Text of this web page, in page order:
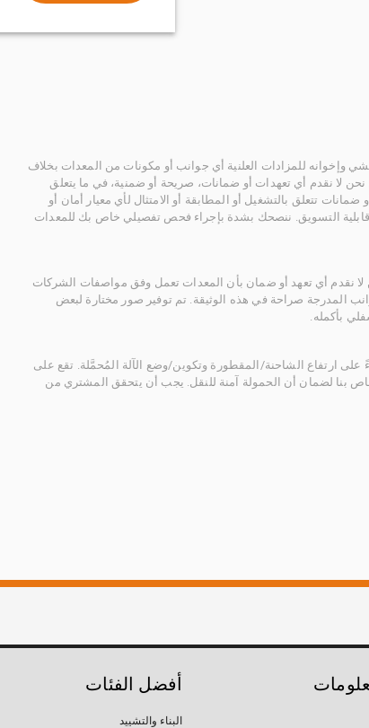
وإخوانه للمزادات العلنية أي جوانب أو مكونات من المعدات بخلاف
لا نقدم أي تعهدات أو ضمانات، صريحة أو ضمنية، في ما يتعلق
تتعلق بالتشغيل أو المطابقة أو الامتثال لأي معيار أمان أو
قابلية التسويق. ننصحك بشدة بإجراء فحص تفصيلي خاص بك للمعدات
نقدم أي تعهد أو ضمان بأن المعدات تعمل وفق مواصفات الشركات
المدرجة صراحة في هذه الوثيقة. تم توفير صور مختارة لبعض
بأكمله.
على ارتفاع الشاحنة/المقطورة وتكوين/وضع الآلة المُحمَّلة. تقع على
بنا لضمان أن الحمولة آمنة للنقل. يجب أن يتحقق المشتري من
أفضل الفئات
البناء والتشييد